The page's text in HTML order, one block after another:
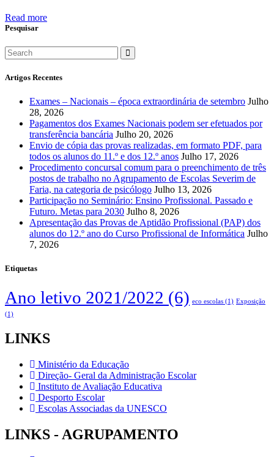
Read more
Pesquisar
Artigos Recentes
Exames – Nacionais – época extraordinária de setembro Julho
28, 2026
Pagamentos dos Exames Nacionais podem ser efetuados por
transferência bancária Julho 20, 2026
Envio de cópia das provas realizadas, em formato PDF, para
todos os alunos do 11.º e dos 12.º anos Julho 17, 2026
Procedimento concursal comum para o preenchimento de três
postos de trabalho no Agrupamento de Escolas Severim de
Faria, na categoria de psicólogo Julho 13, 2026
Participação no Seminário: Ensino Profissional. Passado e
Futuro. Metas para 2030 Julho 8, 2026
Apresentação das Provas de Aptidão Profissional (PAP) dos
alunos do 12.º ano do Curso Profissional de Informática Julho
7, 2026
Etiquetas
Ano letivo 2021/2022 (6) eco escolas (1) Exposição
(1)
LINKS
Ministério da Educação
Direção- Geral da Administração Escolar
Instituto de Avaliação Educativa
Desporto Escolar
Escolas Associadas da UNESCO
LINKS - AGRUPAMENTO